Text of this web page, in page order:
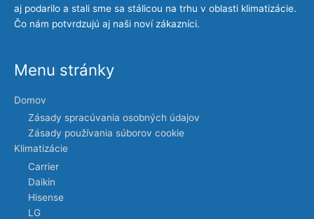
aj podarilo a stali sme sa stálicou na trhu v oblasti klimatizácie.
Čo nám potvrdzujú aj naši noví zákazníci.
Menu stránky
Domov
Zásady spracúvania osobných údajov
Zásady používania súborov cookie
Klimatizácie
Carrier
Daikin
Hisense
LG